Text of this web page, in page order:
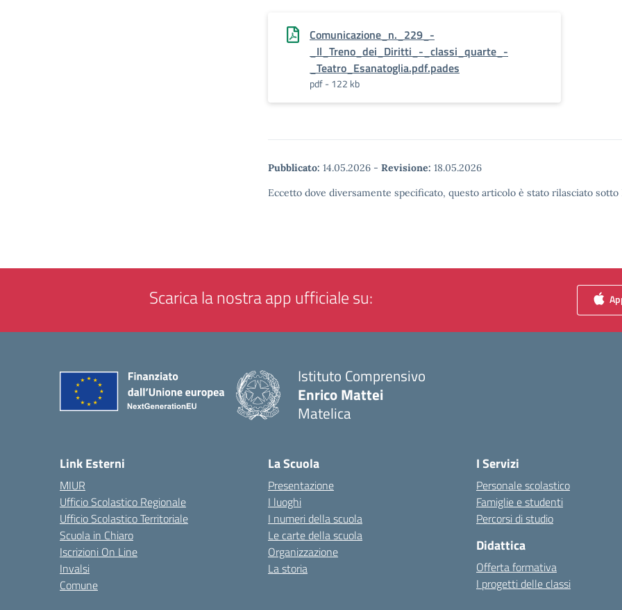
Comunicazione_n._229_-
_Il_Treno_dei_Diritti_-_classi_quarte_-
_Teatro_Esanatoglia.pdf.pades
pdf - 122 kb
Pubblicato: 14.05.2026 - Revisione: 18.05.2026
Eccetto dove diversamente specificato, questo articolo è stato rilasciato
Scarica la nostra app ufficiale su:
Istituto Comprensivo
Enrico Mattei
Matelica
Link Esterni
MIUR
Ufficio Scolastico Regionale
Ufficio Scolastico Territoriale
Scuola in Chiaro
Iscrizioni On Line
Invalsi
Comune
La Scuola
Presentazione
I luoghi
I numeri della scuola
Le carte della scuola
Organizzazione
La storia
I Servizi
Personale scolastico
Famiglie e studenti
Percorsi di studio
Didattica
Offerta formativa
I progetti delle classi